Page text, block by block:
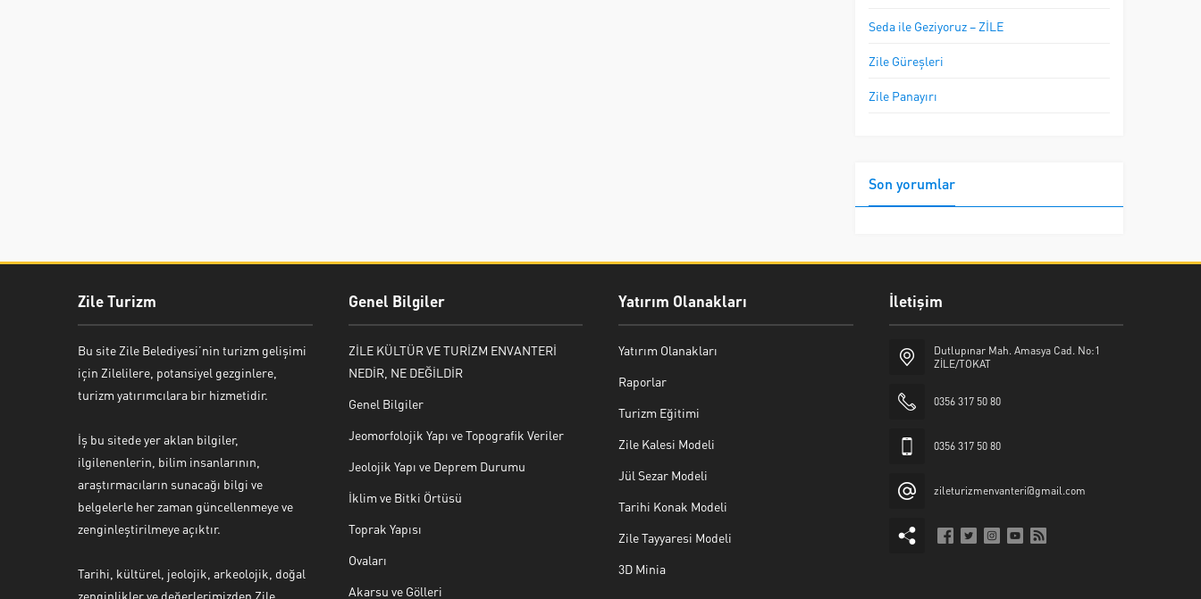
Seda ile Geziyoruz – ZİLE
Zile Güreşleri
Zile Panayırı
Son yorumlar
Zile Turizm
Bu site Zile Belediyesi’nin turizm gelişimi
için Zilelilere, potansiyel gezginlere,
turizm yatırımcılara bir hizmetidir.
İş bu sitede yer aklan bilgiler,
ilgilenenlerin, bilim insanlarının,
araştırmacıların sunacağı bilgi ve
belgelerle her zaman güncellenmeye ve
zenginleştirilmeye açıktır.
Tarihi, kültürel, jeolojik, arkeolojik, doğal
zenginlikler ve değerlerimizden Zile
Genel Bilgiler
ZİLE KÜLTÜR VE TURİZM ENVANTERİ
NEDİR, NE DEĞİLDİR
Genel Bilgiler
Jeomorfolojik Yapı ve Topografik Veriler
Jeolojik Yapı ve Deprem Durumu
İklim ve Bitki Örtüsü
Toprak Yapısı
Ovaları
Akarsu ve Gölleri
Yatırım Olanakları
Yatırım Olanakları
Raporlar
Turizm Eğitimi
Zile Kalesi Modeli
Jül Sezar Modeli
Tarihi Konak Modeli
Zile Tayyaresi Modeli
3D Minia
İletişim
Dutlupınar Mah. Amasya Cad. No:1
ZİLE/TOKAT
0356 317 50 80
0356 317 50 80
zileturizmenvanteri@gmail.com